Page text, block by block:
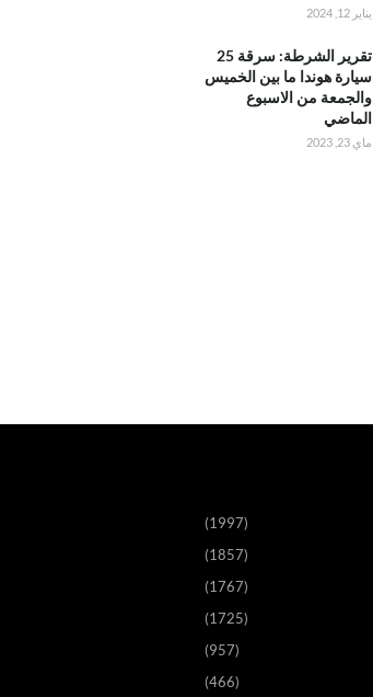
يناير 12, 2024
تقرير الشرطة: سرقة 25
سيارة هوندا ما بين الخميس
والجمعة من الاسبوع
الماضي
ماي 23, 2023
(1997)
(1857)
(1767)
(1725)
(957)
(466)